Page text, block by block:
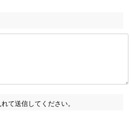
て送信してください。